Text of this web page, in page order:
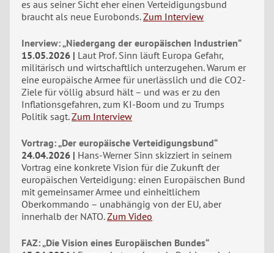
es aus seiner Sicht eher einen Verteidigungsbund
braucht als neue Eurobonds. Zum Interview
Inerview: „Niedergang der europäischen Industrien“
15.05.2026
Laut Prof. Sinn läuft Europa Gefahr,
militärisch und wirtschaftlich unterzugehen. Warum er
eine europäische Armee für unerlässlich und die CO2-
Ziele für völlig absurd hält – und was er zu den
Inflationsgefahren, zum KI-Boom und zu Trumps
Politik sagt. Zum Interview
Vortrag: „Der europäische Verteidigungsbund“
24.04.2026
Hans-Werner Sinn skizziert in seinem
Vortrag eine konkrete Vision für die Zukunft der
europäischen Verteidigung: einen Europäischen Bund
mit gemeinsamer Armee und einheitlichem
Oberkommando – unabhängig von der EU, aber
innerhalb der NATO. Zum Video
FAZ: „Die Vision eines Europäischen Bundes“